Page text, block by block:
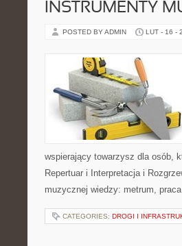
INSTRUMENTY
POSTED BY ADMIN LUT - 16 -
wspierający towarzysz dla osób,
Repertuar i Interpretacja i
muzycznej wiedzy: metrum,
CATEGORIES: DROGI I